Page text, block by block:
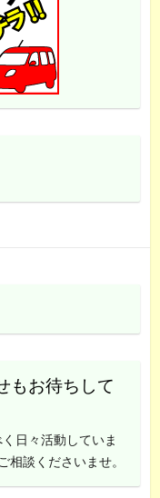
もお待ちして
日々活動していま
相談くださいませ。